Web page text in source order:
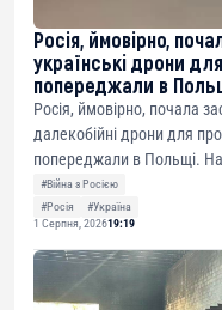
Росія, ймовірно,
українські дрони
попереджали в
Росія, ймовірно, почала
далекобійні дрони для
попереджали в Польщі.
#Війна з Росією
#Росія
#Україна
1 Серпня, 202619:19